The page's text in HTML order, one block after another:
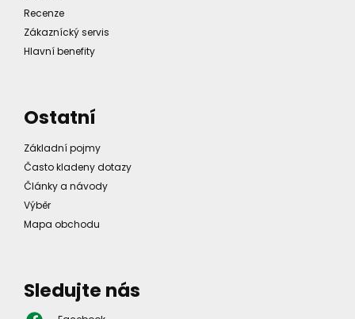
Recenze
Zákaznícký servis
Hlavní benefity
Ostatní
Základní pojmy
Často kladeny dotazy
Články a návody
Výběr
Mapa obchodu
Sledujte nás